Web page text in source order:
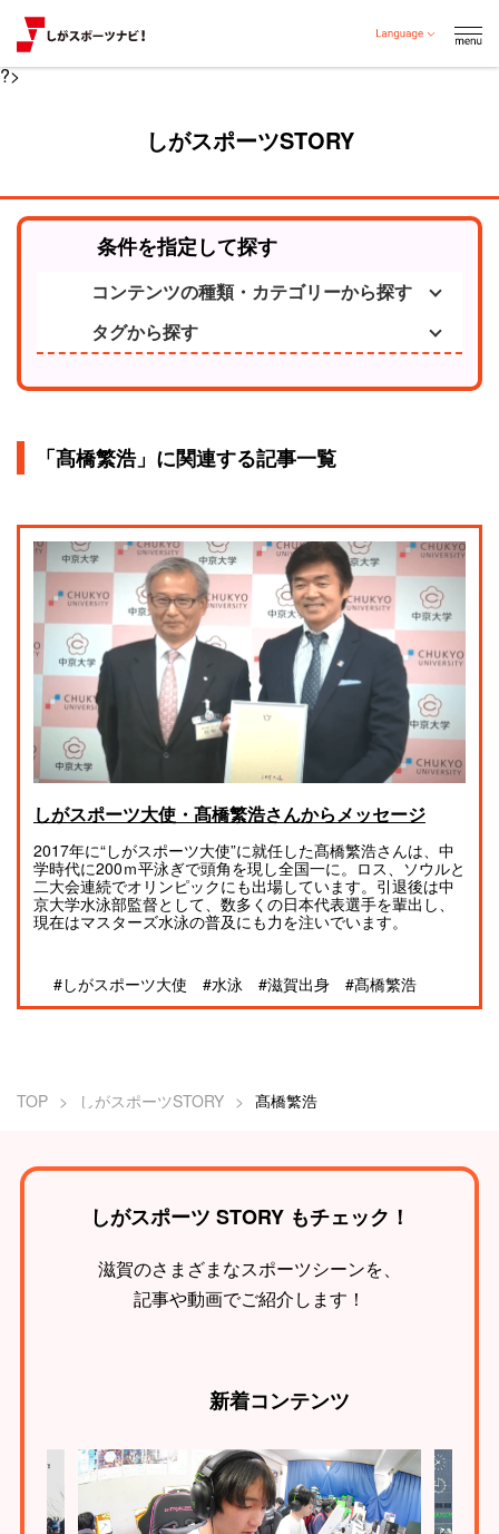
?>
しがスポーツSTORY
TOP しがスポーツSTORY 髙橋繁浩
条件を指定して探す
コンテンツの種類・カテゴリーから探す
タグから探す
「髙橋繁浩」に関連する記事一覧
しがスポーツ大使・髙橋繁浩さんからメッセージ
2017年に“しがスポーツ大使”に就任した髙橋繁浩さんは、中
学時代に200ｍ平泳ぎで頭角を現し全国一に。ロス、ソウルと
二大会連続でオリンピックにも出場しています。引退後は中
京大学水泳部監督として、数多くの日本代表選手を輩出し、
現在はマスターズ水泳の普及にも力を注いでいます。
#しがスポーツ大使 #水泳 #滋賀出身 #髙橋繁浩
しがスポーツ STORY もチェック！
滋賀のさまざまなスポーツシーンを、
記事や動画でご紹介します！
新着コンテンツ